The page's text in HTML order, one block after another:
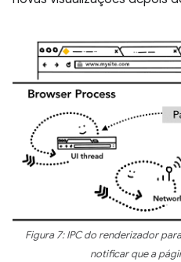
Figura 7: IPC do renderizador
notificar que a